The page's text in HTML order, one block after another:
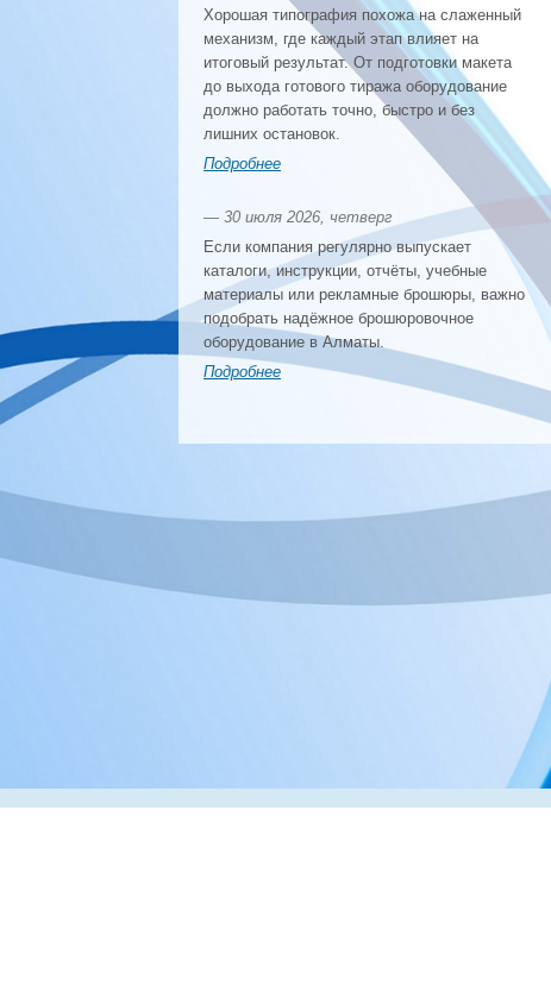
Хорошая типография похожа на слаженный
механизм, где каждый этап влияет на
итоговый результат. От подготовки макета
до выхода готового тиража оборудование
должно работать точно, быстро и без
лишних остановок.
Подробнее
— 30 июля 2026, четверг
Если компания регулярно выпускает
каталоги, инструкции, отчёты, учебные
материалы или рекламные брошюры, важно
подобрать надёжное брошюровочное
оборудование в Алматы.
Подробнее